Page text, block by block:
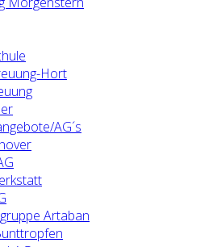
Hort
AG´s
Artaban